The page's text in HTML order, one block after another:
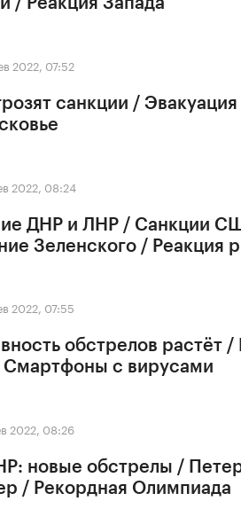
2022, 07:52
санкции /
2022, 08:24
ДНР и ЛНР / Санкции
Зеленского / Реакция
2022, 07:55
обстрелов растёт
Смартфоны с вирусами
2022, 08:26
новые обстрелы /
/ Рекордная Олимпиада